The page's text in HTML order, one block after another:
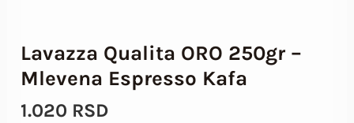
Lavazza Qualita ORO 250gr –
Mlevena Espresso Kafa
1.020 RSD